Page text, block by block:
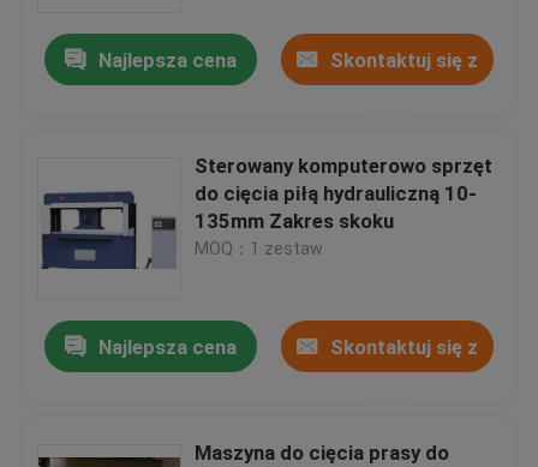
Najlepsza cena Skontaktuj się z
Sterowany komputerowo sprzęt
do cięcia piłą hydrauliczną 10-
135mm Zakres skoku
MOQ：1 zestaw
Najlepsza cena Skontaktuj się z
Maszyna do cięcia prasy do